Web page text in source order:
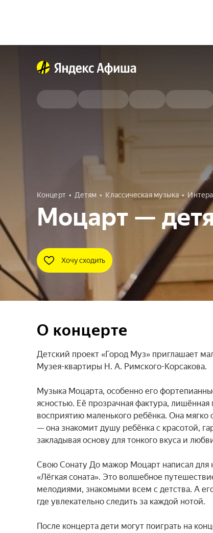
Концерт Детям Классическая музыка
Моцарт —
Хочу сходить
О концерте
Детский проект «Город Муз» приглашает
Музея-квартиры Н. А. Римского-Корсакова.
Музыка Моцарта, особенно его
ясностью. Её прозрачная фактура, лишённая
восприятию маленького ребёнка. Она
— она знакомит душу ребёнка с красотой,
закладывая основу для тонкого вкуса и
Свою Сонату До мажор Моцарт написал для
«Лёгкая соната». Это волшебное
мелодиями, знакомыми всем с детства. А
где увлекательно следить за каждой нотой.
После концерта дети могут поиграть на